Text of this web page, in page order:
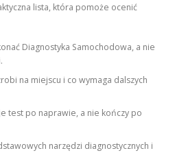
lista, która pomoże ocenić
Diagnostyka Samochodowa, a nie
na miejscu i co wymaga dalszych
test po naprawie, a nie kończy po
narzędzi diagnostycznych i